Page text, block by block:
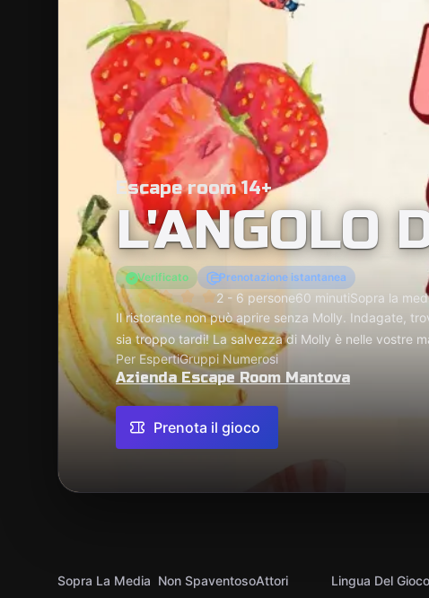
Escape room 14+
L'ANGOLO
Verificato Prenotazione istantanea
2 - 6 persone60 minutiSopra la
Il ristorante non può aprire senza Molly. Indagate,
sia troppo tardi! La salvezza di Molly è nelle vostre
Per EspertiGruppi Numerosi
Azienda Escape Room Mantova
Prenota il gioco
Sopra La Media Non SpaventosoAttori
Lingua Del Gioco